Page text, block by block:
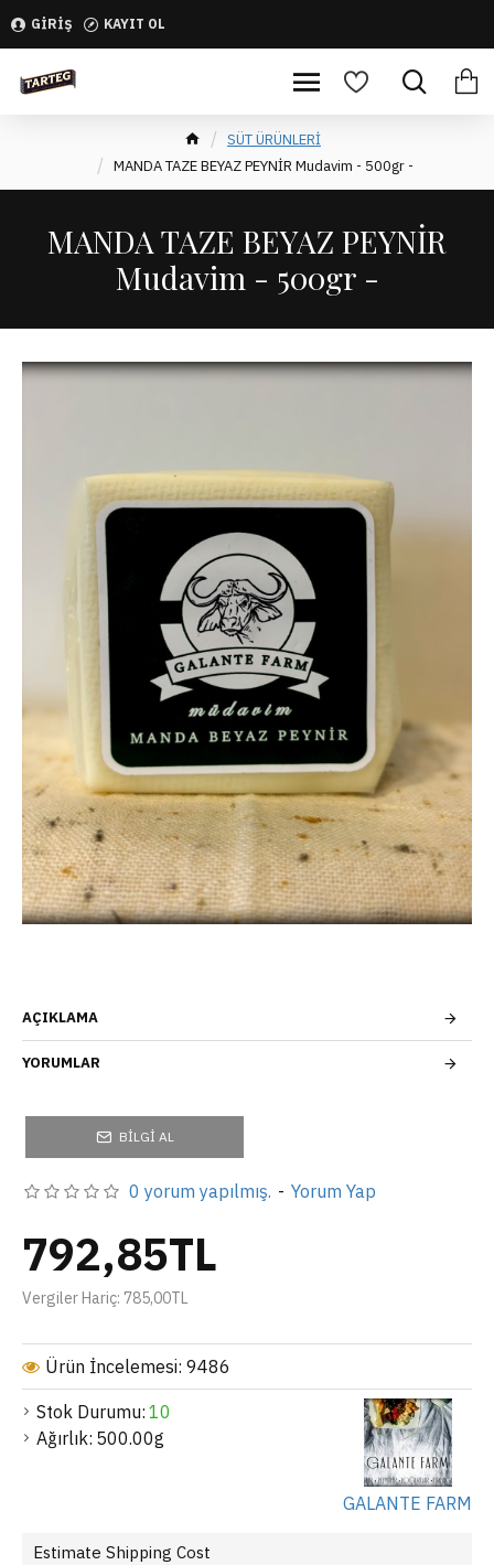
GIRIŞ KAYIT OL
SÜT ÜRÜNLERİ
MANDA TAZE BEYAZ PEYNİR Mudavim - 500gr -
MANDA TAZE BEYAZ PEYNİR
Mudavim - 500gr -
AÇIKLAMA
YORUMLAR
BILGI AL
Stok Durumu: 10
Ağırlık: 500.00g
GALANTE FARM
Ürün İncelemesi: 9486
0 yorum yapılmış. - Yorum Yap
792,85TL
Vergiler Hariç: 785,00TL
Estimate Shipping Cost